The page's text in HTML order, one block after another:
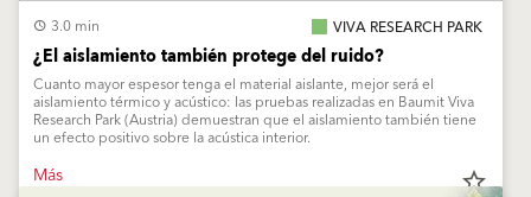
3.0 min VIVA RESEARCH PARK
¿El aislamiento también protege del ruido?
Cuanto mayor espesor tenga el material aislante, mejor será el
aislamiento térmico y acústico: las pruebas realizadas en Baumit Viva
Research Park (Austria) demuestran que el aislamiento también tiene
un efecto positivo sobre la acústica interior.
Más star_border